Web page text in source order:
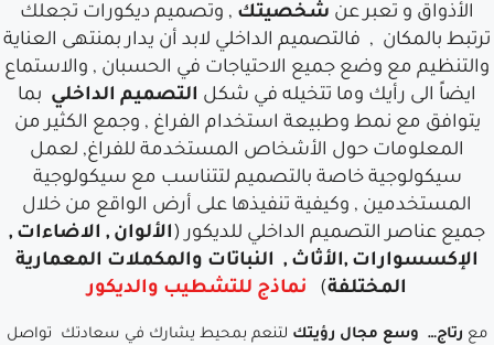
الأذواق و تعبر عن شخصيتك , وتصميم ديكورات تجعلك
ترتبط بالمكان , فالتصميم الداخلي لابد أن يدار بمنتهى العناية
والتنظيم مع وضع جميع الاحتياجات في الحسبان , والاستماع
ايضاً الى رأيك وما تتخيله في شكل التصميم الداخلي بما
يتوافق مع نمط وطبيعة استخدام الفراغ , وجمع الكثير من
المعلومات حول الأشخاص المستخدمة للفراغ, لعمل
سيكولوجية خاصة بالتصميم لتتناسب مع سيكولوجية
المستخدمين , وكيفية تنفيذها على أرض الواقع من خلال
جميع عناصر التصميم الداخلي للديكور (الألوان , الاضاءات ,
الإكسسوارات ,الأثاث , النباتات والمكملات المعمارية
المختلفة) نماذج للتشطيب والديكور
مع رتاج… وسع مجال رؤيتك لتنعم بمحيط يشارك في سعادتك تواصل